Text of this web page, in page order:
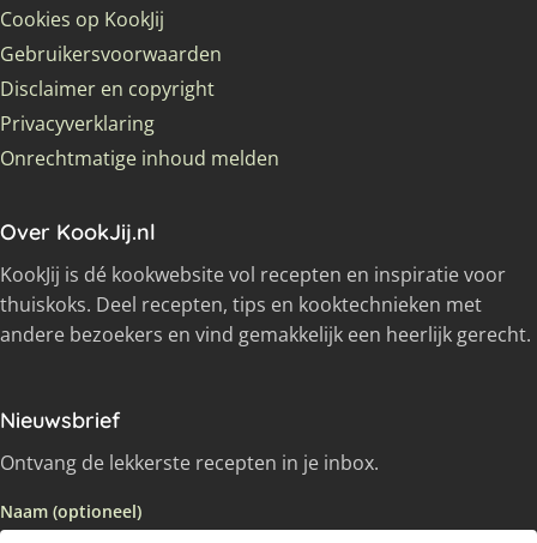
Cookies op KookJij
Gebruikersvoorwaarden
Disclaimer en copyright
Privacyverklaring
Onrechtmatige inhoud melden
Over KookJij.nl
KookJij is dé kookwebsite vol recepten en inspiratie voor
thuiskoks. Deel recepten, tips en kooktechnieken met
andere bezoekers en vind gemakkelijk een heerlijk gerecht.
Nieuwsbrief
Ontvang de lekkerste recepten in je inbox.
Naam (optioneel)